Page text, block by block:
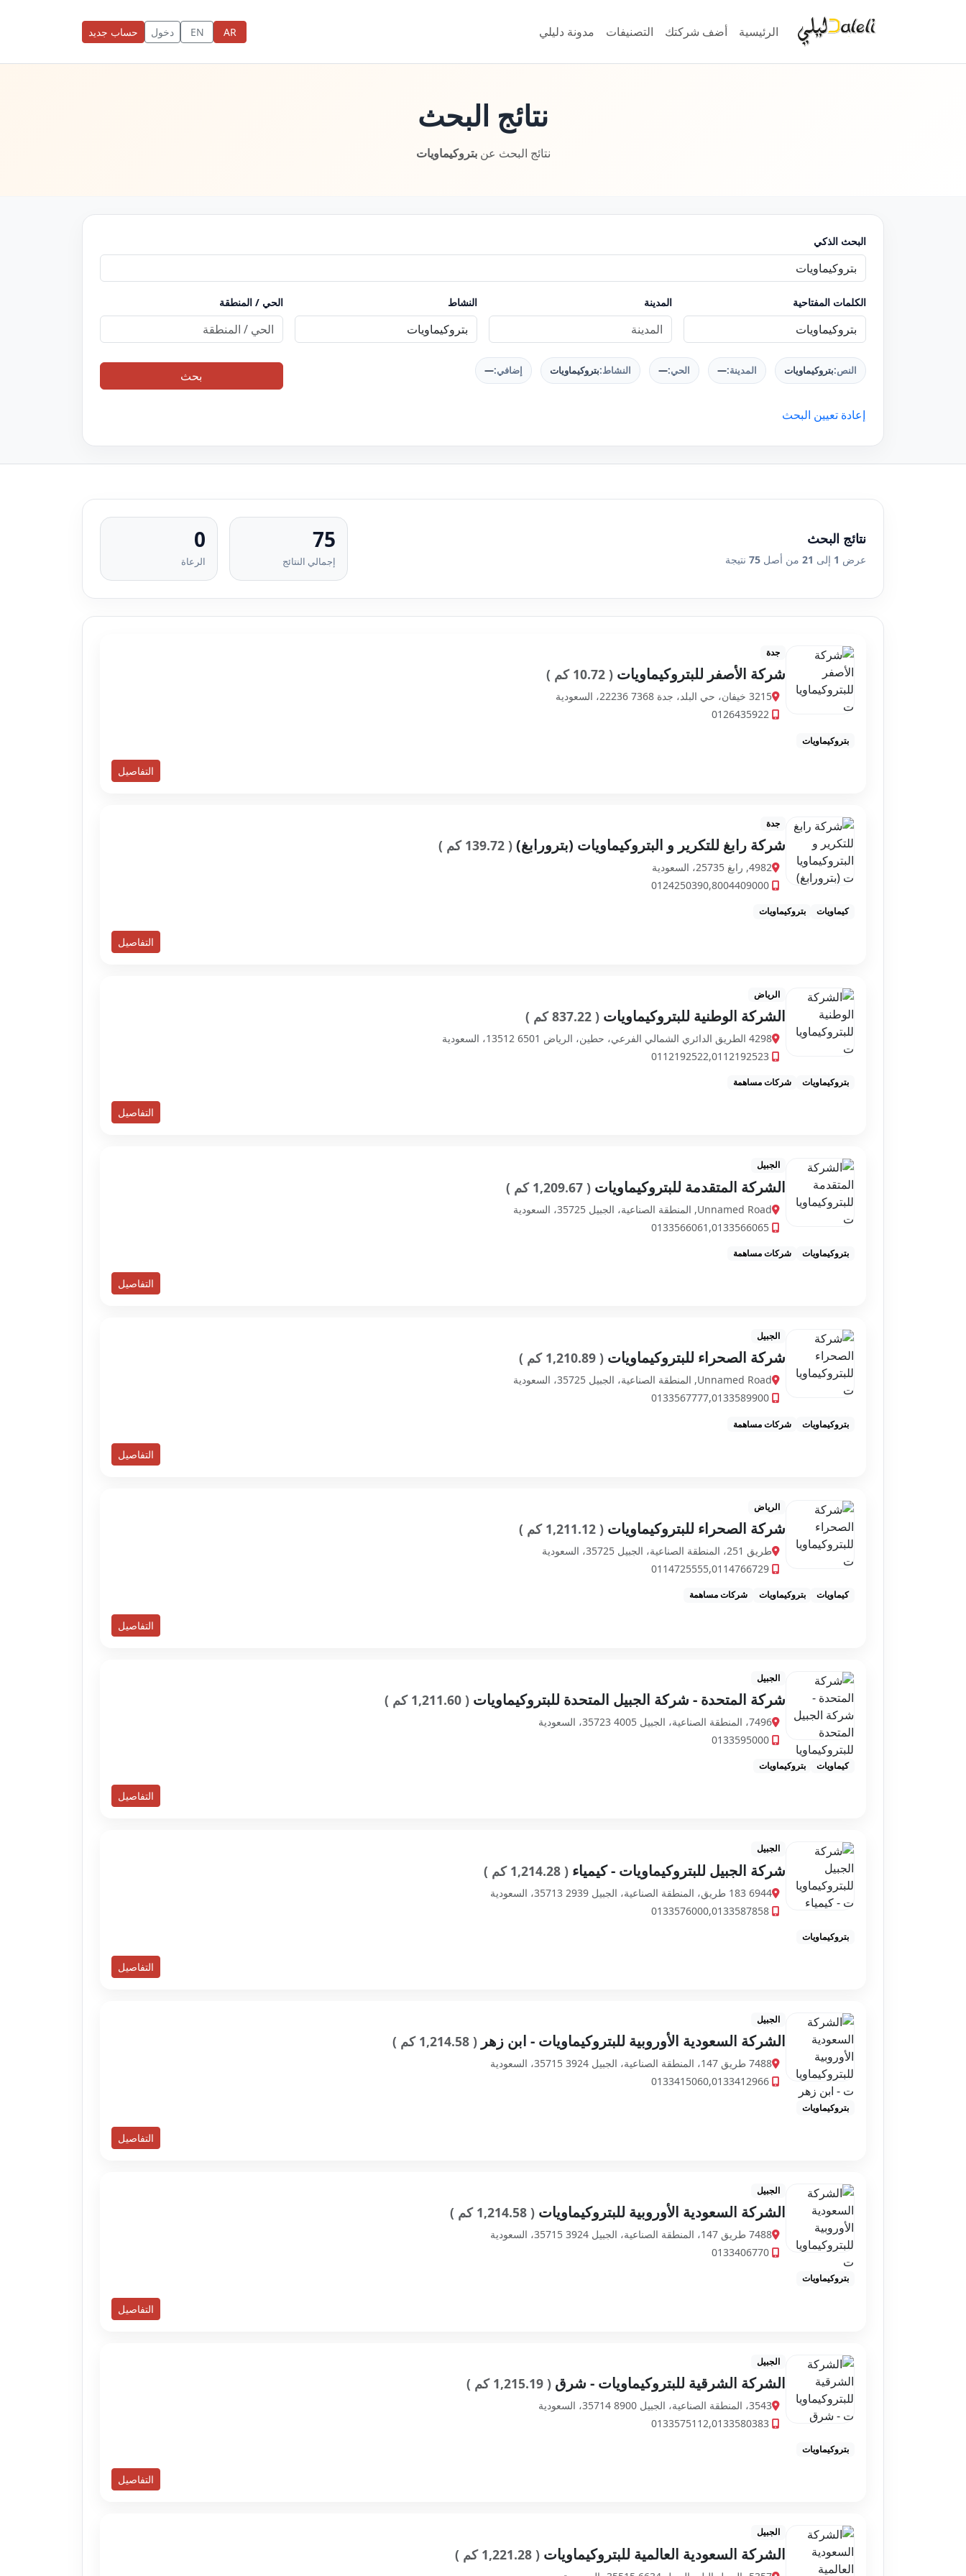
الرئيسية أضف شركتك التصنيفات مدونة دليلي AR
EN دخول حساب جديد
نتائج البحث
نتائج البحث عنبتروكيماويات
البحث الذكي
الكلمات المفتاحية المدينة النشاط الحي / المنطقة
النص:بتروكيماويات المدينة:— الحي:— النشاط:بتروكيماويات إضافي:— بحث
إعادة تعيين البحث
نتائج البحث
عرض 1 إلى 21 من أصل 75 نتيجة
75
إجمالي النتائج
0
الرعاة
جدة
شركة الأصفر للبتروكيماويات ( 10.72 كم )
3215 خيفان، حي البلد، جدة 22236 7368، السعودية
0126435922
بتروكيماويات
التفاصيل
جدة
شركة رابغ للتكرير و البتروكيماويات (بترورابغ) ( 139.72 كم )
4982, رابغ 25735، السعودية
0124250390,8004409000
كيماويات بتروكيماويات
التفاصيل
الرياض
الشركة الوطنية للبتروكيماويات ( 837.22 كم )
4298 الطريق الدائري الشمالي الفرعي، حطين، الرياض 13512 6501، السعودية
0112192522,0112192523
بتروكيماويات شركات مساهمة
التفاصيل
الجبيل
الشركة المتقدمة للبتروكيماويات ( 1,209.67 كم )
Unnamed Road, المنطقة الصناعية، الجبيل 35725، السعودية
0133566061,0133566065
بتروكيماويات شركات مساهمة
التفاصيل
الجبيل
شركة الصحراء للبتروكيماويات ( 1,210.89 كم )
Unnamed Road, المنطقة الصناعية، الجبيل 35725، السعودية
0133567777,0133589900
بتروكيماويات شركات مساهمة
التفاصيل
الرياض
شركة الصحراء للبتروكيماويات ( 1,211.12 كم )
طريق 251، المنطقة الصناعية، الجبيل 35725، السعودية
0114725555,0114766729
كيماويات بتروكيماويات شركات مساهمة
التفاصيل
الجبيل
شركة المتحدة - شركة الجبيل المتحدة للبتروكيماويات ( 1,211.60 كم )
7496، المنطقة الصناعية، الجبيل 35723 4005، السعودية
0133595000
كيماويات بتروكيماويات
التفاصيل
الجبيل
شركة الجبيل للبتروكيماويات - كيمياء ( 1,214.28 كم )
6944 183 طريق، المنطقة الصناعية، الجبيل 35713 2939، السعودية
0133576000,0133587858
بتروكيماويات
التفاصيل
الجبيل
الشركة السعودية الأوروبية للبتروكيماويات - ابن زهر ( 1,214.58 كم )
7488 طريق 147، المنطقة الصناعية، الجبيل 35715 3924، السعودية
0133415060,0133412966
بتروكيماويات
التفاصيل
الجبيل
الشركة السعودية الأوروبية للبتروكيماويات ( 1,214.58 كم )
7488 طريق 147، المنطقة الصناعية، الجبيل 35715 3924، السعودية
0133406770
بتروكيماويات
التفاصيل
الجبيل
الشركة الشرقية للبتروكيماويات - شرق ( 1,215.19 كم )
3543، المنطقة الصناعية، الجبيل 35714 8900، السعودية
0133575112,0133580383
بتروكيماويات
التفاصيل
الجبيل
الشركة السعودية العالمية للبتروكيماويات ( 1,221.28 كم )